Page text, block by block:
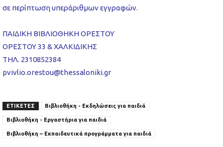
σε περίπτωση υπεράριθμων εγγραφών.
ΠΑΙΔΙΚΗ ΒΙΒΛΙΟΘΗΚΗ ΟΡΕΣΤΟΥ
ΟΡΕΣΤΟΥ 33 & ΧΑΛΚΙΔΙΚΗΣ
ΤΗΛ. 2310852384
pvivlio.orestou@thessaloniki.gr
ΕΤΙΚΕΤΕΣ Βιβλιοθήκη - Εκδηλώσεις για παιδιά
Βιβλιοθήκη - Εργαστήρια για παιδιά
Βιβλιοθήκη – Εκπαιδευτικά προγράμματα για παιδιά